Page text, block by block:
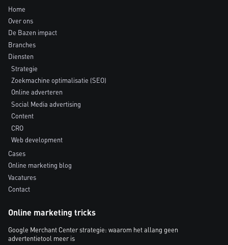
Home
Over ons
De Bazen impact
Branches
Diensten
Strategie
Zoekmachine optimalisatie (SEO)
Online adverteren
Social Media advertising
Content
CRO
Web development
Cases
Online marketing blog
Vacatures
Contact
Online marketing tricks
Google Merchant Center strategie: waarom het allang geen
advertentietool meer is